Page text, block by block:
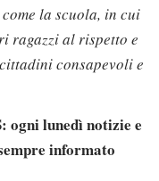
la scuola, in cui
ragazzi al rispetto e
consapevoli e
lunedì notizie e
informato